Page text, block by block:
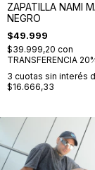
ZAPATILLA NAMI
NEGRO
$49.999
$39.999,20 con
TRANSFERENCIA
3 cuotas sin interés
$16.666,33